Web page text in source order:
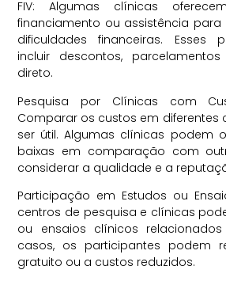
FIV: Algumas clínicas
financiamento ou assistência
dificuldades financeiras. Esses
incluir descontos,
direto.
Pesquisa por Clínicas com
Comparar os custos em diferentes
ser útil. Algumas clínicas podem
baixas em comparação com
considerar a qualidade e a
Participação em Estudos ou
centros de pesquisa e clínicas
ou ensaios clínicos
casos, os participantes podem
gratuito ou a custos reduzidos.